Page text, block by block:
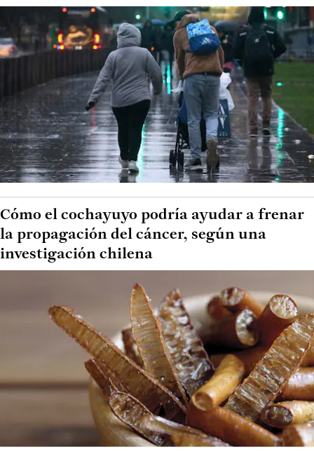
Cómo el cochayuyo podría ayudar a frenar
la propagación del cáncer, según una
investigación chilena